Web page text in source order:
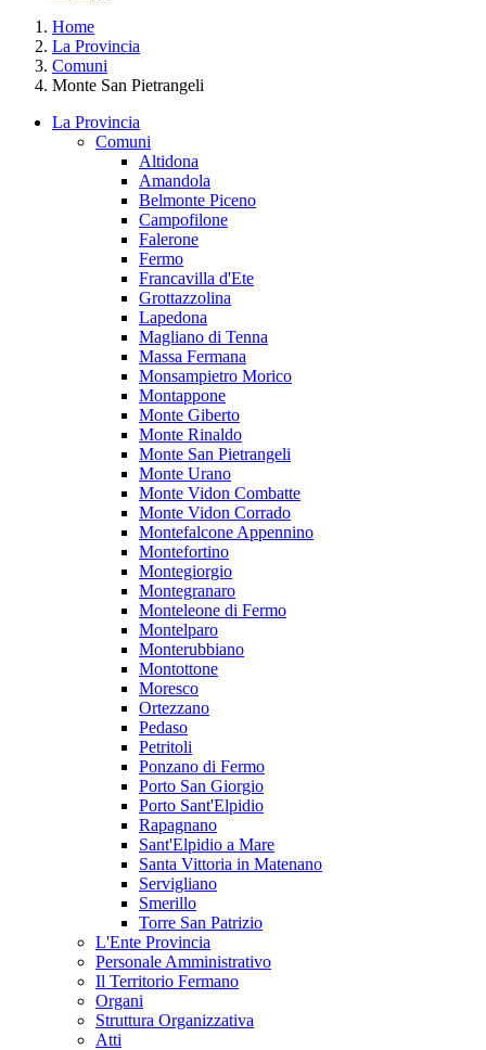
Home
La Provincia
Comuni
Monte San Pietrangeli
La Provincia
Comuni
Altidona
Amandola
Belmonte Piceno
Campofilone
Falerone
Fermo
Francavilla d'Ete
Grottazzolina
Lapedona
Magliano di Tenna
Massa Fermana
Monsampietro Morico
Montappone
Monte Giberto
Monte Rinaldo
Monte San Pietrangeli
Monte Urano
Monte Vidon Combatte
Monte Vidon Corrado
Montefalcone Appennino
Montefortino
Montegiorgio
Montegranaro
Monteleone di Fermo
Montelparo
Monterubbiano
Montottone
Moresco
Ortezzano
Pedaso
Petritoli
Ponzano di Fermo
Porto San Giorgio
Porto Sant'Elpidio
Rapagnano
Sant'Elpidio a Mare
Santa Vittoria in Matenano
Servigliano
Smerillo
Torre San Patrizio
L'Ente Provincia
Personale Amministrativo
Il Territorio Fermano
Organi
Struttura Organizzativa
Atti